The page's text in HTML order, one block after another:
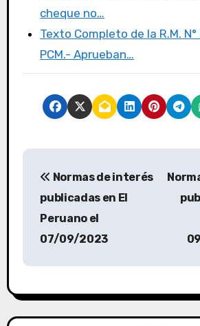
cheque no…
Texto Completo de la R.M.
PCM.- Aprueban…
Normas de interés
publicadas en El
Peruano el
07/09/2023